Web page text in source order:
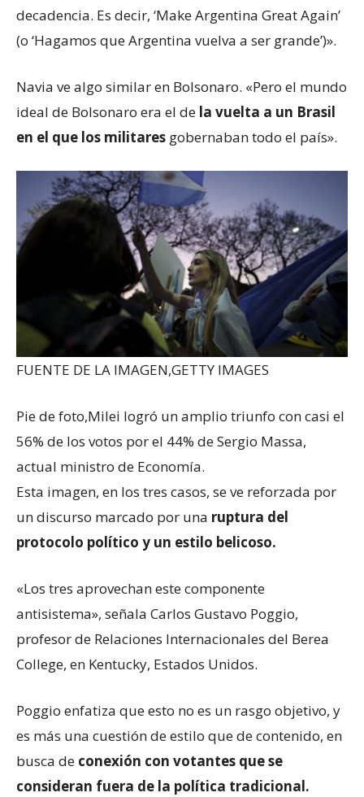
decadencia. Es decir, ‘Make Argentina Great Again’
(o ‘Hagamos que Argentina vuelva a ser grande’)».
Navia ve algo similar en Bolsonaro. «Pero el mundo
ideal de Bolsonaro era el de la vuelta a un Brasil
en el que los militares gobernaban todo el país».
FUENTE DE LA IMAGEN,GETTY IMAGES
Pie de foto,Milei logró un amplio triunfo con casi el
56% de los votos por el 44% de Sergio Massa,
actual ministro de Economía.
Esta imagen, en los tres casos, se ve reforzada por
un discurso marcado por una ruptura del
protocolo político y un estilo belicoso.
«Los tres aprovechan este componente
antisistema», señala Carlos Gustavo Poggio,
profesor de Relaciones Internacionales del Berea
College, en Kentucky, Estados Unidos.
Poggio enfatiza que esto no es un rasgo objetivo, y
es más una cuestión de estilo que de contenido, en
busca de conexión con votantes que se
consideran fuera de la política tradicional.